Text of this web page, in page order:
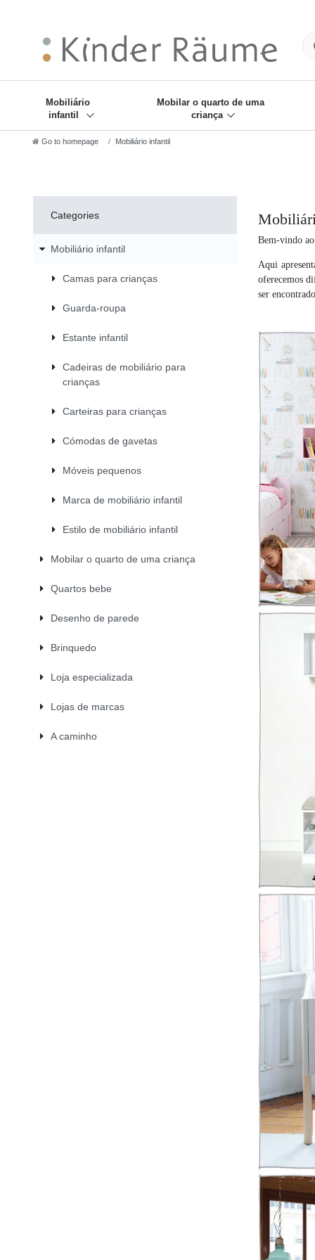
Mobiliário
infantil
Mobilar o quarto de uma
criança
Go to homepage Mobiliário infantil
Categories
Mobiliário infantil
Camas para crianças
Guarda-roupa
Estante infantil
Cadeiras de mobiliário para
crianças
Carteiras para crianças
Cómodas de gavetas
Móveis pequenos
Marca de mobiliário infantil
Estilo de mobiliário infantil
Mobilar o quarto de uma criança
Quartos bebe
Desenho de parede
Brinquedo
Loja especializada
Lojas de marcas
A caminho
Bem-vindo
Aqui
oferecemos
ser